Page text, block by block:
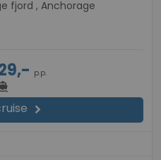
fjord , Anchorage
p.p.
chevron_right